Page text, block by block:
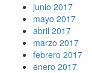
junio 2017
mayo 2017
abril 2017
marzo 2017
febrero 2017
enero 2017